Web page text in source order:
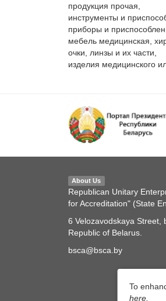
продукция прочая,
инструменты и
приборы и
мебель медицинская,
очки, линзы и их части,
About Us
Republican Unitary
for Accreditation" (State
6 Velozavodskaya Street,
Republic of Belarus.
bsca@bsca.by
To
here.